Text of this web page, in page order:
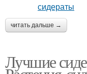
читать дальше →
Лучшие